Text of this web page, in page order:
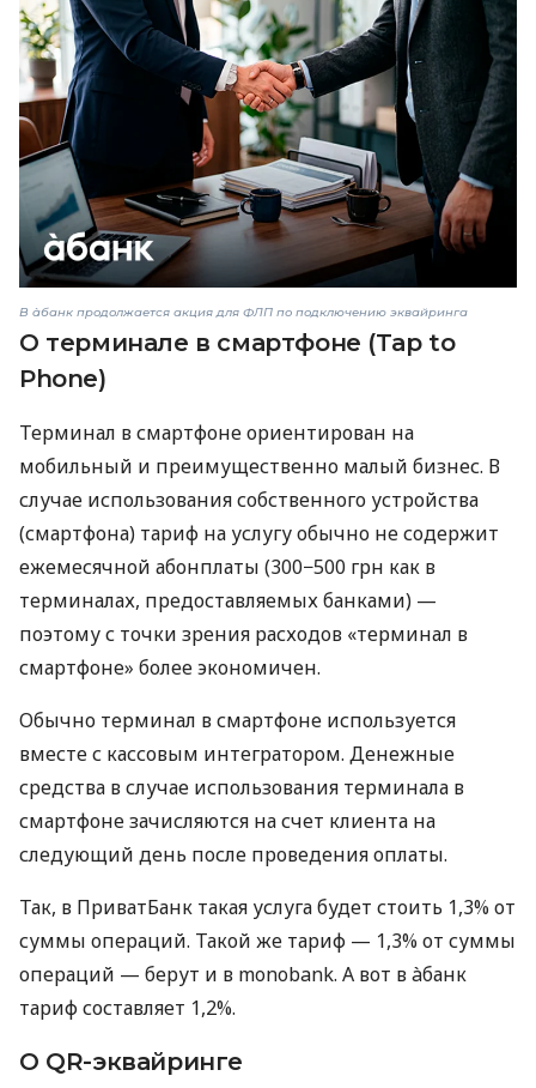
В àбанк продолжается акция для ФЛП по подключению эквайринга
О терминале в смартфоне (Tap to
Phone)
Терминал в смартфоне ориентирован на
мобильный и преимущественно малый бизнес. В
случае использования собственного устройства
(смартфона) тариф на услугу обычно не содержит
ежемесячной абонплаты (300−500 грн как в
терминалах, предоставляемых банками) —
поэтому с точки зрения расходов «терминал в
смартфоне» более экономичен.
Обычно терминал в смартфоне используется
вместе с кассовым интегратором. Денежные
средства в случае использования терминала в
смартфоне зачисляются на счет клиента на
следующий день после проведения оплаты.
Так, в ПриватБанк такая услуга будет стоить 1,3% от
суммы операций. Такой же тариф — 1,3% от суммы
операций — берут и в monobank. А вот в àбанк
тариф составляет 1,2%.
О QR-эквайринге